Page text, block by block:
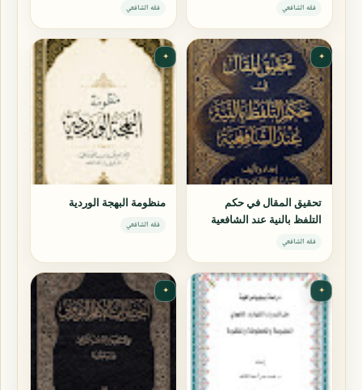
فقه الشافعي فقه الشافعي
✦
تحقيق المقال في حكم
التلفظ بالنية عند الشافعية
فقه الشافعي
✦
منظومة البهجة الوردية
فقه الشافعي
✦
✦